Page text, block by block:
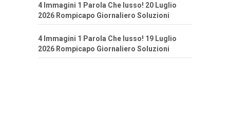
4 Immagini 1 Parola Che lusso! 20 Luglio
2026 Rompicapo Giornaliero Soluzioni
4 Immagini 1 Parola Che lusso! 19 Luglio
2026 Rompicapo Giornaliero Soluzioni